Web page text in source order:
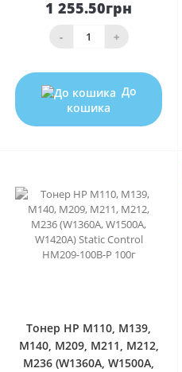
1 255.50грн
- +
До
кошика
Тонер HP M110, M139,
M140, M209, M211, M212,
M236 (W1360A, W1500A,